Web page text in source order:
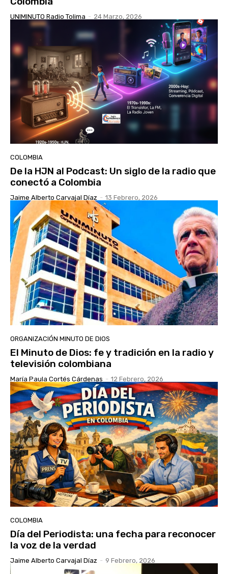
UNIMINUTO Radio Tolima - 24 Marzo, 2026
COLOMBIA
De la HJN al Podcast: Un siglo de la radio que
conectó a Colombia
Jaime Alberto Carvajal Díaz - 13 Febrero, 2026
ORGANIZACIÓN MINUTO DE DIOS
El Minuto de Dios: fe y tradición en la radio y
televisión colombiana
María Paula Cortés Cárdenas - 12 Febrero, 2026
COLOMBIA
Día del Periodista: una fecha para reconocer
la voz de la verdad
Jaime Alberto Carvajal Díaz - 9 Febrero, 2026